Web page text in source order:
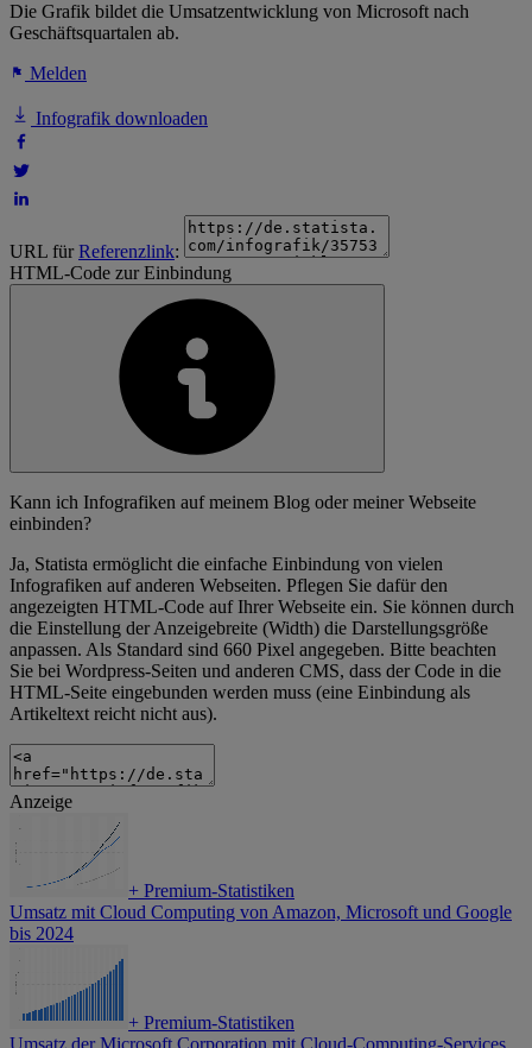
Die Grafik bildet die Umsatzentwicklung von Microsoft nach
Geschäftsquartalen ab.
Melden
Infografik downloaden
URL fürReferenzlink:
HTML-Code zur Einbindung
Kann ich Infografiken auf meinem Blog oder meiner Webseite
einbinden?
Ja, Statista ermöglicht die einfache Einbindung von vielen
Infografiken auf anderen Webseiten. Pflegen Sie dafür den
angezeigten HTML-Code auf Ihrer Webseite ein. Sie können durch
die Einstellung der Anzeigebreite (Width) die Darstellungsgröße
anpassen. Als Standard sind 660 Pixel angegeben. Bitte beachten
Sie bei Wordpress-Seiten und anderen CMS, dass der Code in die
HTML-Seite eingebunden werden muss (eine Einbindung als
Artikeltext reicht nicht aus).
Anzeige
+ Premium-Statistiken
Umsatz mit Cloud Computing von Amazon, Microsoft und Google
bis 2024
+ Premium-Statistiken